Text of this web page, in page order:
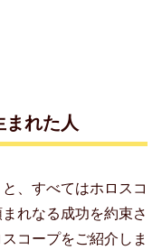
れた人
、すべてはホロスコ
れなる成功を約束さ
コープをご紹介しま